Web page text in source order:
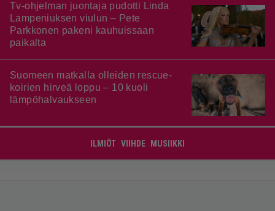
Tv-ohjelman juontaja pudotti Linda
Lampeniuksen viulun – Pete
Parkkonen pakeni kauhuissaan
paikalta
Suomeen matkalla olleiden rescue-
koirien hirveä loppu – 10 kuoli
lämpöhalvaukseen
ILMIÖT VIIHDE MUSIIKKI